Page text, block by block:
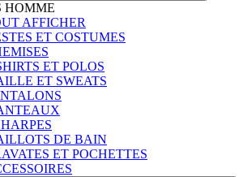
HOMME
AFFICHER
ET COSTUMES
ET POLOS
ET SWEATS
DE BAIN
ET POCHETTES